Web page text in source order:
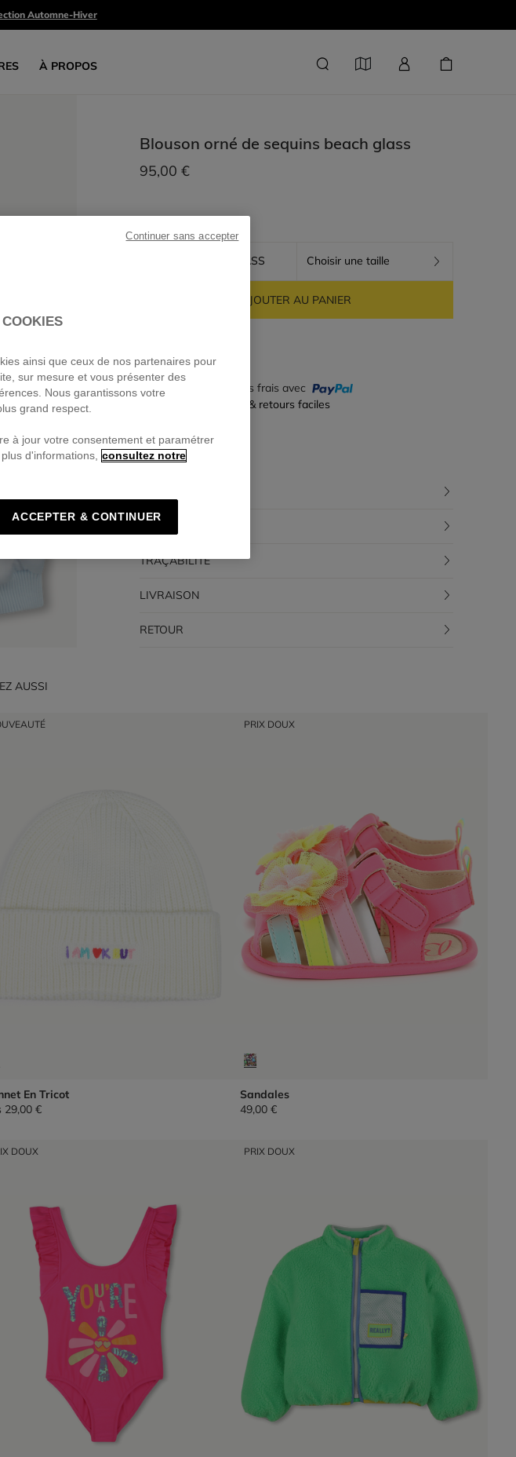
Automne-Hiver
À PROPOS
Blouson orné de sequins beach glass
95,00 €
BEACH GLASS Choisir une taille
AJOUTER AU PANIER
Payez en 4 fois sans frais avec
🔒Paiement sécurisé & retours faciles
TRAÇABILITÉ
LIVRAISON
RETOUR
AUSSI
En Tricot
29,00 €
PRIX DOUX
Sandales
49,00 €
DOUX PRIX DOUX
ainsi que ceux de nos partenaires pour
sur mesure et vous présenter des
Nous garantissons votre
grand respect.
à jour votre consentement et paramétrer
d'informations,
consultez notre
ACCEPTER & CONTINUER
Continuer sans accepter